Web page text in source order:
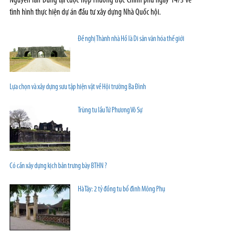
tình hình thực hiện dự án đầu tư xây dựng Nhà Quốc hội.
Đề nghị Thành nhà Hồ là Di sản văn hóa thế giới
Lựa chọn và xây dựng sưu tập hiện vật về Hội trường Ba Ðình
Trùng tu lầu Tứ Phương Vô Sự
Có cần xây dựng kịch bản trưng bày BTHN ?
Hà Tây: 2 tỷ đồng tu bổ đình Mông Phụ